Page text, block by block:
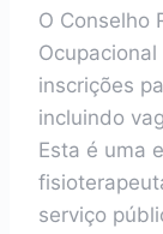
O Conselho
Ocupacional
inscrições
incluindo
Esta é uma
serviço